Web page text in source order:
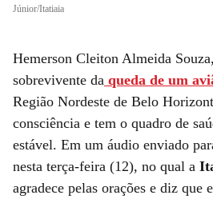
Júnior/Itatiaia
Hemerson Cleiton Almeida
sobrevivente da queda de um
Região Nordeste de Belo
consciência e tem o quadro de
estável. Em um áudio enviado
nesta terça-feira (12), no qual a
agradece pelas orações e diz que